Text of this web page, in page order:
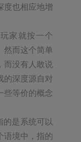
度也相应地增
家就按一个
然而这个简单
而没有人敢说
的深度源自对
些等价的概念
的是系统可以
语境中，指的